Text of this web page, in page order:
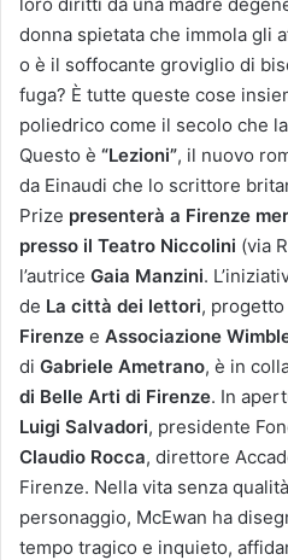
donna spietata che immola gli
o è il soffocante groviglio di
fuga? È tutte queste cose
poliedrico come il secolo che
Questo è “Lezioni”, il nuovo
da Einaudi che lo scrittore
Prize presenterà a Firenze
presso il Teatro Niccolini (via
l’autrice Gaia Manzini.
de La città dei lettori, progetto
Firenze e Associazione
di Gabriele Ametrano, è in
di Belle Arti di Firenze. In
Luigi Salvadori, presidente
Claudio Rocca, direttore
Firenze. Nella vita senza
personaggio, McEwan ha
tempo tragico e inquieto,